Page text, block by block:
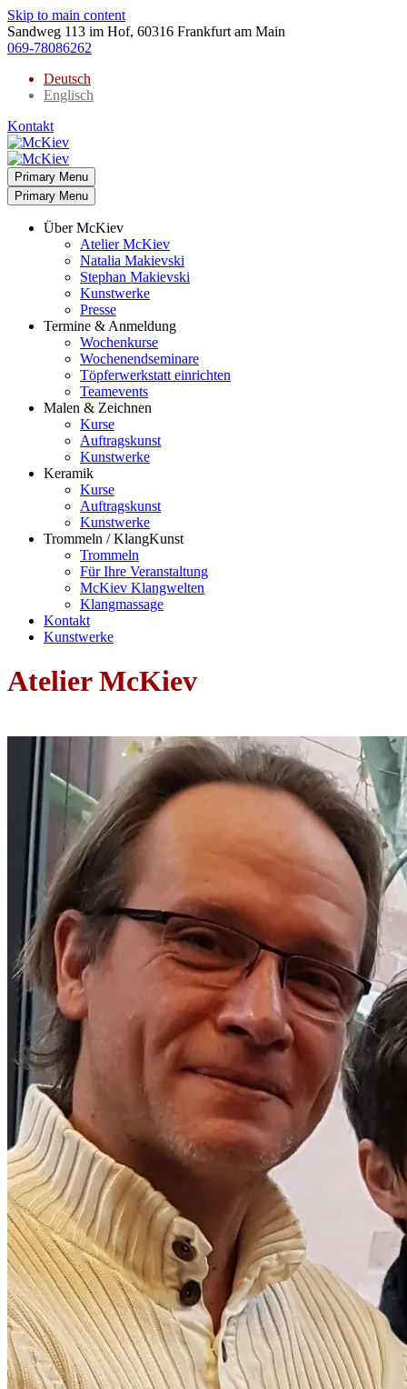
Skip to main content
Sandweg 113 im Hof, 60316 Frankfurt am Main
069-78086262
Deutsch
Englisch
Kontakt
Primary Menu
Primary Menu
Über McKiev
Atelier McKiev
Natalia Makievski
Stephan Makievski
Kunstwerke
Presse
Termine & Anmeldung
Wochenkurse
Wochenendseminare
Töpferwerkstatt einrichten
Teamevents
Malen & Zeichnen
Kurse
Auftragskunst
Kunstwerke
Keramik
Kurse
Auftragskunst
Kunstwerke
Trommeln / KlangKunst
Trommeln
Für Ihre Veranstaltung
McKiev Klangwelten
Klangmassage
Kontakt
Kunstwerke
Atelier McKiev